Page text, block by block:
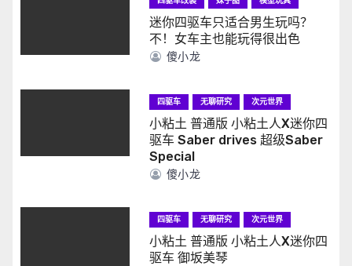
迷你四驱车只适合男生玩吗？
不！女车主也能玩得很出色
傻小龙
四驱车 无聊研究 次元世界
小粘土 普通版 小粘土人X迷你四
驱车 Saber drives 超级Saber
Special
傻小龙
四驱车 无聊研究 次元世界
小粘土 普通版 小粘土人X迷你四
驱车 御坂美琴